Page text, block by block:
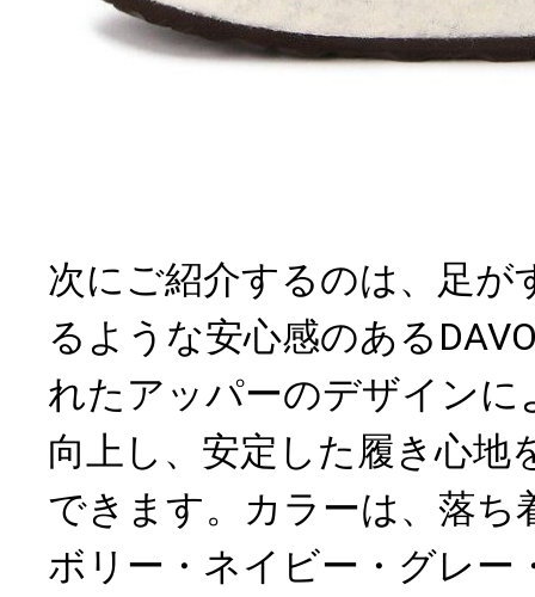
次にご紹介するのは、足が
るような安心感のある
れたアッパーのデザインに
向上し、安定した履き心地
できます。カラーは、落ち
ボリー・ネイビー・グレー